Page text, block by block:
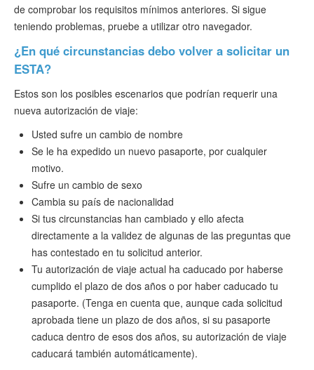
de comprobar los requisitos mínimos anteriores. Si sigue
teniendo problemas, pruebe a utilizar otro navegador.
¿En qué circunstancias debo volver a solicitar un
ESTA?
Estos son los posibles escenarios que podrían requerir una
nueva autorización de viaje:
Usted sufre un cambio de nombre
Se le ha expedido un nuevo pasaporte, por cualquier
motivo.
Sufre un cambio de sexo
Cambia su país de nacionalidad
Si tus circunstancias han cambiado y ello afecta
directamente a la validez de algunas de las preguntas que
has contestado en tu solicitud anterior.
Tu autorización de viaje actual ha caducado por haberse
cumplido el plazo de dos años o por haber caducado tu
pasaporte. (Tenga en cuenta que, aunque cada solicitud
aprobada tiene un plazo de dos años, si su pasaporte
caduca dentro de esos dos años, su autorización de viaje
caducará también automáticamente).